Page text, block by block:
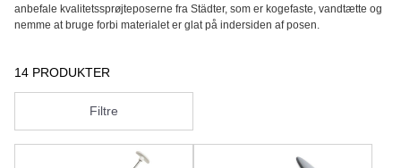
anbefale kvalitetssprøjteposerne fra Städter, som er kogefaste, vandtætte og
nemme at bruge forbi materialet er glat på indersiden af posen.
14 PRODUKTER
Filtre